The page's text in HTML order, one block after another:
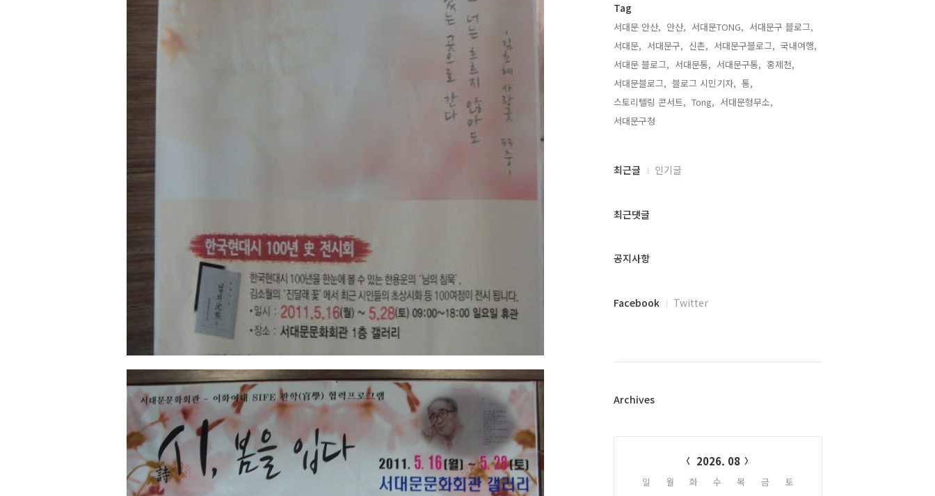
Tag
서대문 안산, 안산, 서대문TONG, 서대문구 블로그,
서대문, 서대문구, 신촌, 서대문구블로그, 국내여행,
서대문 블로그, 서대문통, 서대문구통, 홍제천,
서대문블로그, 블로그 시민기자, 통,
스토리텔링 콘서트, Tong, 서대문형무소,
서대문구청,
최
과
글
최근글 인기글
최근댓글
공지사항
페
플
Facebook Twitter
Archives
2026. 08
일 월 화 수 목 금
토